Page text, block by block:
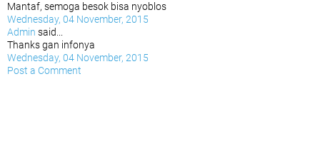
Mantaf, semoga besok bisa nyoblos
Wednesday, 04 November, 2015
Admin said...
Thanks gan infonya
Wednesday, 04 November, 2015
Post a Comment